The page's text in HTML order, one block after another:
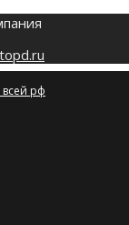
всей рф